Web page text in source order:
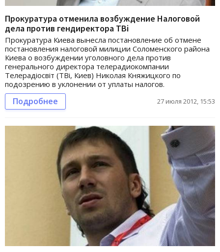
Прокуратура отменила возбуждение Налоговой
дела против гендиректора ТВі
Прокуратура Киева вынесла постановление об отмене
постановления налоговой милиции Соломенского района
Киева о возбуждении уголовного дела против
генерального директора телерадиокомпании
Телерадіосвіт (ТВі, Киев) Николая Княжицкого по
подозрению в уклонении от уплаты налогов.
Подробнее 27 июля 2012, 15:53